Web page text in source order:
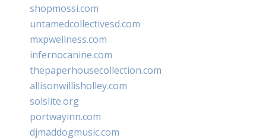
shopmossi.com
untamedcollectivesd.com
mxpwellness.com
infernocanine.com
thepaperhousecollection.com
allisonwillisholley.com
solslite.org
portwayinn.com
djmaddogmusic.com